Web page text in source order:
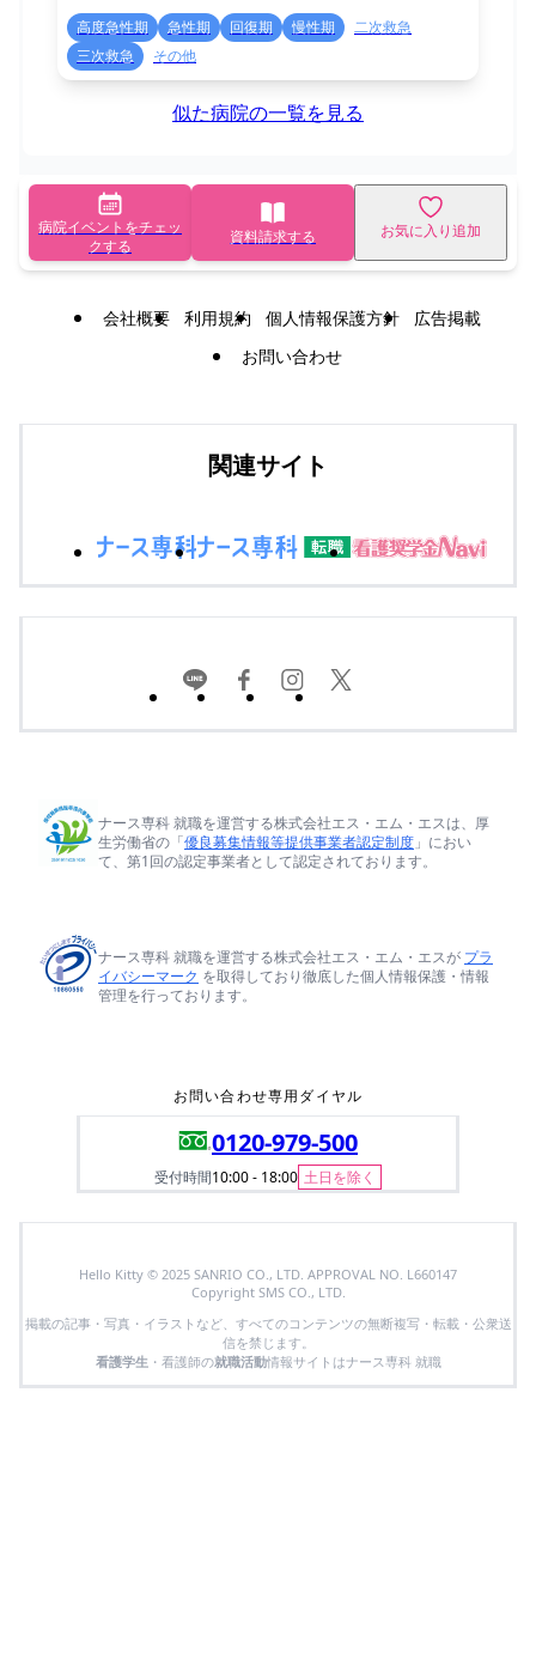
高度急性期 急性期 回復期 慢性期
二次救急
三次救急
その他
似た病院の一覧を見る
病院イベントをチェッ
クする
資料請求する お気に入り追加
会社概要 利用規約 個人情報保護方針
広告掲載
お問い合わせ
関連サイト
ナース専科 就職を運営する株式会社エス・エム・エスは、厚
生労働省の「優良募集情報等提供事業者認定制度 」におい
て、第1回の認定事業者として認定されております。
ナース専科 就職を運営する株式会社エス・エム・エスが プラ
イバシーマーク を取得しており徹底した個人情報保護・情報
管理を行っております。
お問い合わせ専用ダイヤル
0120-979-500
受付時間10:00 - 18:00 土日を除く
Hello Kitty © 2025 SANRIO CO., LTD. APPROVAL NO. L660147
Copyright SMS CO., LTD.
掲載の記事・写真・イラストなど、すべてのコンテンツの無断複写・転載・公衆送
信を禁じます。
看護学生・看護師の就職活動情報サイトはナース専科 就職